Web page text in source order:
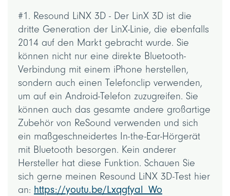
#1. Resound LiNX 3D - Der LinX 3D ist die
dritte Generation der LinX-Linie, die ebenfalls
2014 auf den Markt gebracht wurde. Sie
können nicht nur eine direkte Bluetooth-
Verbindung mit einem iPhone herstellen,
sondern auch einen Telefonclip verwenden,
um auf ein Android-Telefon zuzugreifen. Sie
können auch das gesamte andere großartige
Zubehör von ReSound verwenden und sich
ein maßgeschneidertes In-the-Ear-Hörgerät
mit Bluetooth besorgen. Kein anderer
Hersteller hat diese Funktion. Schauen Sie
sich gerne meinen Resound LiNX 3D-Test hier
an: https://youtu.be/Lxqgfyal_Wo